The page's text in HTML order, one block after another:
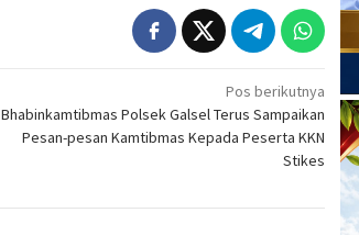
Pos berikutnya
Bhabinkamtibmas Polsek Galsel Terus Sampaikan
Pesan-pesan Kamtibmas Kepada Peserta KKN
Stikes